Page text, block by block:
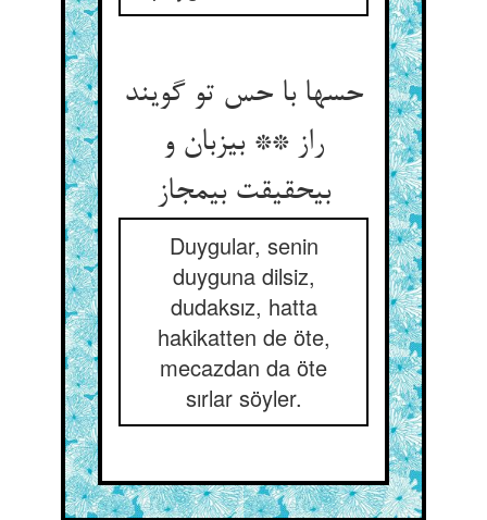
حسها با حس تو گویند
راز ** بی‏زبان و
بی‏حقیقت بی‏مجاز
Duygular, senin
duyguna dilsiz,
dudaksız, hatta
hakikatten de öte,
mecazdan da öte
sırlar söyler.